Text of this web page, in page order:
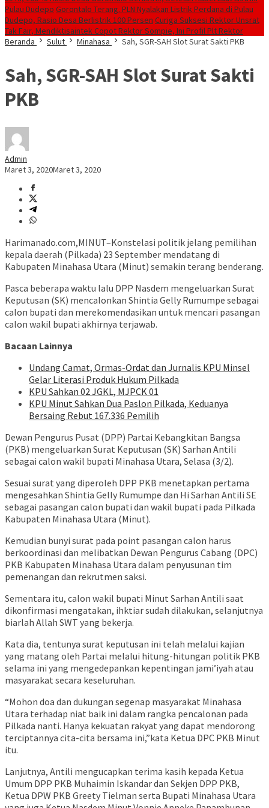
Pulau Dudepo Gorontalo Terang. PLN Nyalakan Listrik Perdana di Pulau
Dudepo, Rasio Desa Berlistrik 100 Persen Curiga Suksesi Rektor Unsrat
Tak Fair, Mendiktisaintek Copot Rektor Sompie, Ini Profil Plt Rektor
Beranda
Sulut Minahasa Sah, SGR-SAH Slot Surat Sakti PKB
Sah, SGR-SAH Slot Surat Sakti
PKB
Admin
Maret 3, 2020Maret 3, 2020
Harimanado.com,MINUT–Konstelasi politik jelang pemilihan
kepala daerah (Pilkada) 23 September mendatang di
Kabupaten Minahasa Utara (Minut) semakin terang benderang.
Pasca beberapa waktu lalu DPP Nasdem mengeluarkan Surat
Keputusan (SK) mencalonkan Shintia Gelly Rumumpe sebagai
calon bupati dan merekomendasikan untuk mencari pasangan
calon wakil bupati akhirnya terjawab.
Bacaan Lainnya
Undang Camat, Ormas-Ordat dan Jurnalis KPU Minsel
Gelar Literasi Produk Hukum Pilkada
KPU Sahkan 02 JGKL, MJPCK 01
KPU Minut Sahkan Dua Paslon Pilkada, Keduanya
Bersaing Rebut 167.336 Pemilih
Dewan Pengurus Pusat (DPP) Partai Kebangkitan Bangsa
(PKB) mengeluarkan Surat Keputusan (SK) Sarhan Antili
sebagai calon wakil bupati Minahasa Utara, Selasa (3/2).
Sesuai surat yang diperoleh DPP PKB menetapkan pertama
mengesahkan Shintia Gelly Rumumpe dan Hi Sarhan Antili SE
sebagai pasangan calon bupati dan wakil bupati pada Pilkada
Kabupaten Minahasa Utara (Minut).
Kemudian bunyi surat pada point pasangan calon harus
berkoordinasi dan melibatkan Dewan Pengurus Cabang (DPC)
PKB Kabupaten Minahasa Utara dalam penyusunan tim
pemenangan dan rekrutmen saksi.
Sementara itu, calon wakil bupati Minut Sarhan Antili saat
dikonfirmasi mengatakan, ihktiar sudah dilakukan, selanjutnya
biarlah Allah SWT yang bekerja.
Kata dia, tentunya surat keputusan ini telah melalui kajian
yang matang oleh Partai melalui hitung-hitungan politik PKB
selama ini yang mengedepankan kepentingan jami’iyah atau
masyarakat secara keseluruhan.
“Mohon doa dan dukungan segenap masyarakat Minahasa
Utara terhadap niat baik ini dalam rangka pencalonan pada
Pilkada nanti. Hanya kekuatan rakyat yang dapat mendorong
terciptannya cita-cita bersama ini,”kata Ketua DPC PKB Minut
itu.
Lanjutnya, Antili mengucapkan terima kasih kepada Ketua
Umum DPP PKB Muhaimin Iskandar dan Sekjen DPP PKB,
Ketua DPW PKB Greety Tielman serta Bupati Minahasa Utara